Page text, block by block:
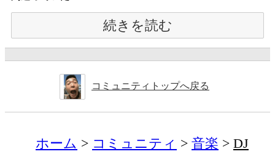
続きを読む
コミュニティトップへ戻る
ホーム コミュニティ 音楽
DJ